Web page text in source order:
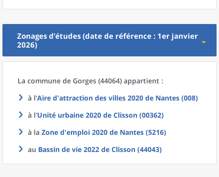
Zonages d’études (date de référence : 1er janvier
2026)
La commune de Gorges (44064) appartient :
à l'Aire d'attraction des villes 2020 de Nantes (008)
à l'Unité urbaine 2020 de Clisson (00362)
à la Zone d'emploi 2020 de Nantes (5216)
au Bassin de vie 2022 de Clisson (44043)